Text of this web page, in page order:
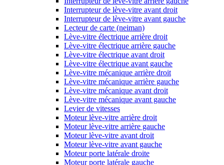
Interrupteur de lève-vitre avant droit
Interrupteur de lève-vitre avant gauche
Lecteur de carte (neiman)
Lève-vitre électrique arrière droit
Lève-vitre électrique arrière gauche
Lève-vitre électrique avant droit
Lève-vitre électrique avant gauche
Lève-vitre mécanique arrière droit
Lève-vitre mécanique arrière gauche
Lève-vitre mécanique avant droit
Lève-vitre mécanique avant gauche
Levier de vitesses
Moteur lève-vitre arrière droit
Moteur lève-vitre arrière gauche
Moteur lève-vitre avant droit
Moteur lève-vitre avant gauche
Moteur porte latérale droite
Moteur porte latérale gauche